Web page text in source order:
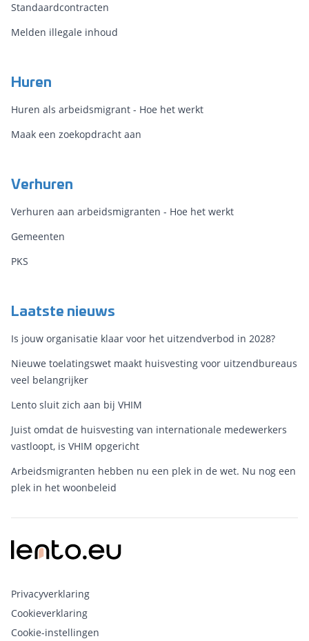
Standaardcontracten
Melden illegale inhoud
Huren
Huren als arbeidsmigrant - Hoe het werkt
Maak een zoekopdracht aan
Verhuren
Verhuren aan arbeidsmigranten - Hoe het werkt
Gemeenten
PKS
Laatste nieuws
Is jouw organisatie klaar voor het uitzendverbod in 2028?
Nieuwe toelatingswet maakt huisvesting voor uitzendbureaus
veel belangrijker
Lento sluit zich aan bij VHIM
Juist omdat de huisvesting van internationale medewerkers
vastloopt, is VHIM opgericht
Arbeidsmigranten hebben nu een plek in de wet. Nu nog een
plek in het woonbeleid
Privacyverklaring
Cookieverklaring
Cookie-instellingen